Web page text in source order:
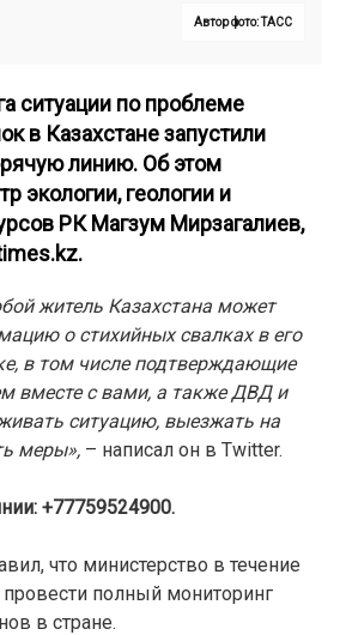
Автор фото: ТАСС
ситуации по проблеме
в Казахстане запустили
линию. Об этом
экологии, геологии и
РК Магзум Мирзагалиев,
житель Казахстана может
о стихийных свалках в его
в том числе подтверждающие
вместе с вами, а также ДВД и
ситуацию, выезжать на
меры», – написал он в Twitter.
+77759524900.
что министерство в течение
полный мониторинг
в стране.